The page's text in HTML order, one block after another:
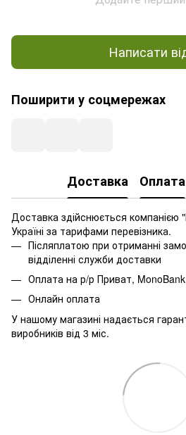
Написати
Поширити у соцмережах
Доставка Оплата
Доставка здійснюється компанією
Україні за тарифами перевізника.
Післяплатою при отриманні
відділенні служби доставки
Оплата на р/р Приват, MonoBank
Онлайн оплата
У нашому магазині надається
виробників від 3 міс.